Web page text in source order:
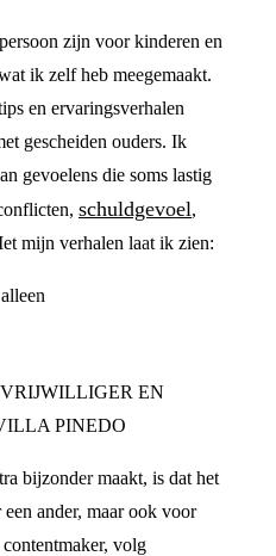
zijn voor kinderen en
ik zelf heb meegemaakt.
en ervaringsverhalen
gescheiden ouders. Ik
gevoelens die soms lastig
schuldgevoel,
mijn verhalen laat ik zien:
EN
PINEDO
bijzonder maakt, is dat het
ander, maar ook voor
volg